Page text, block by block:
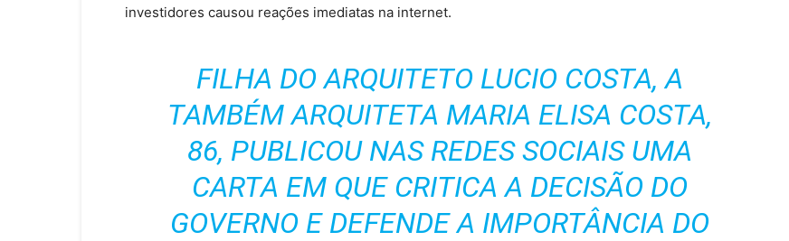
investidores causou reações imediatas na internet.
FILHA DO ARQUITETO LUCIO COSTA, A
TAMBÉM ARQUITETA MARIA ELISA COSTA,
86, PUBLICOU NAS REDES SOCIAIS UMA
CARTA EM QUE CRITICA A DECISÃO DO
GOVERNO E DEFENDE A IMPORTÂNCIA DO